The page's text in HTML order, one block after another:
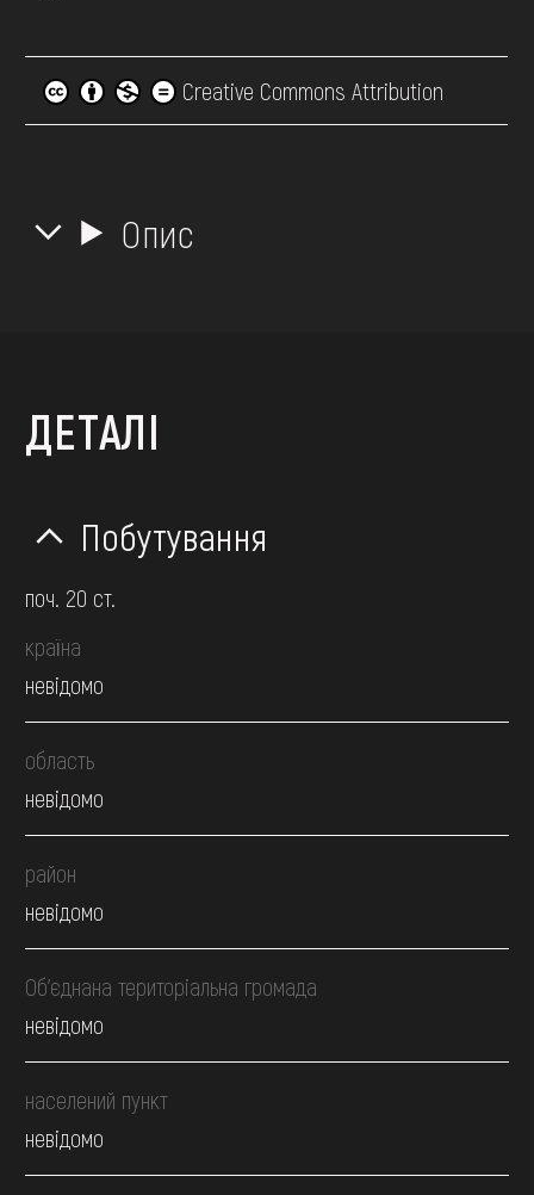
Creative Commons Attribution
Опис
ДЕТАЛІ
Побутування
поч. 20 ст.
країна
невідомо
область
невідомо
район
невідомо
Об’єднана територіальна громада
невідомо
населений пункт
невідомо